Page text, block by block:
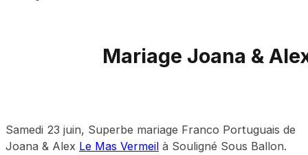
Mariage Joana &
Samedi 23 juin, Superbe mariage Franco Portuguais de
Joana & Alex Le Mas Vermeil à Souligné Sous Ballon.